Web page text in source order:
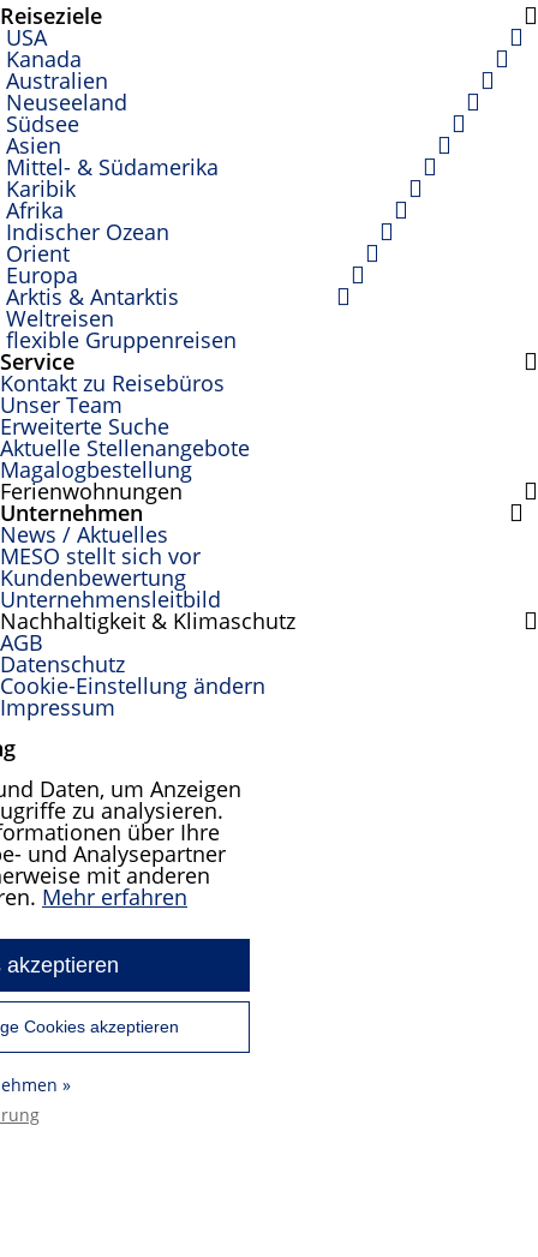
Reiseziele
USA
Kanada
Australien
Neuseeland
Südsee
Asien
Mittel- & Südamerika
Karibik
Afrika
Indischer Ozean
Orient
Europa
Arktis & Antarktis
Weltreisen
flexible Gruppenreisen
Service
Kontakt zu Reisebüros
Unser Team
Erweiterte Suche
Aktuelle Stellenangebote
Magalogbestellung
Ferienwohnungen
Unternehmen
News / Aktuelles
MESO stellt sich vor
Kundenbewertung
Unternehmensleitbild
Nachhaltigkeit & Klimaschutz
AGB
Datenschutz
Cookie-Einstellung ändern
Impressum
Daten, um Anzeigen
zu analysieren.
über Ihre
und Analysepartner
mit anderen
Mehr erfahren
akzeptieren
Cookies akzeptieren
»